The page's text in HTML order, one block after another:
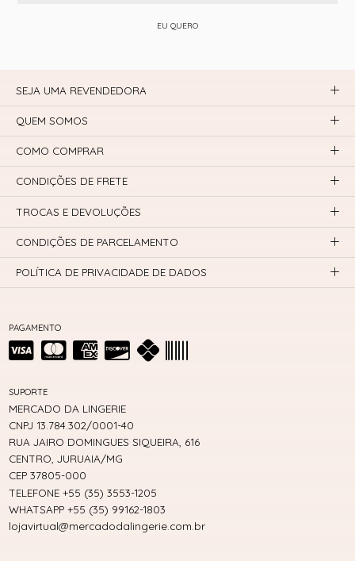
EU QUERO
PAGAMENTO
SUPORTE
MERCADO DA LINGERIE
CNPJ 13.784.302/0001-40
RUA JAIRO DOMINGUES SIQUEIRA, 616
CENTRO, JURUAIA/MG
CEP 37805-000
TELEFONE +55 (35) 3553-1205
WHATSAPP +55 (35) 99162-1803
lojavirtual@mercadodalingerie.com.br
SEJA UMA REVENDEDORA
QUEM SOMOS
COMO COMPRAR
CONDIÇÕES DE FRETE
TROCAS E DEVOLUÇÕES
CONDIÇÕES DE PARCELAMENTO
POLÍTICA DE PRIVACIDADE DE DADOS